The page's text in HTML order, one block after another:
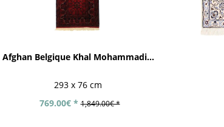
Afghan Belgique Khal Mohammadi...
293 x 76 cm
769.00€ * 1,849.00€ *